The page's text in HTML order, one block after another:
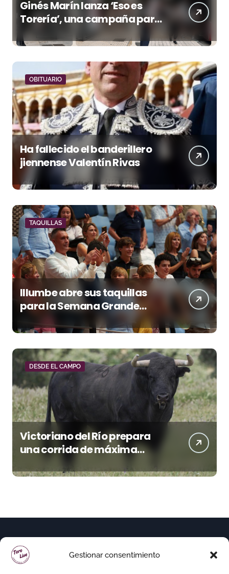
Gestionar consentimiento
Ginés Marín lanza ‘Eso es
Torería’, una campaña para
reivindicar los valores del
toreo más allá del ruedo
OBITUARIO
Ha fallecido el banderillero
jiennense Valentín Rivas
TAQUILLAS
Illumbe abre sus taquillas
para la Semana Grande
Donostiarra
DESDE EL CAMPO
Victoriano del Río prepara
una corrida de máxima
seriedad para Ciudad Real
(En Vídeo)